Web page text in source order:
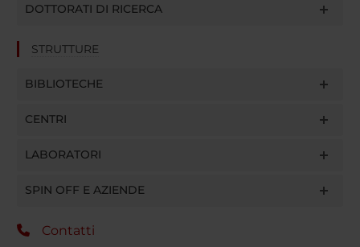
DOTTORATI DI RICERCA
STRUTTURE
BIBLIOTECHE
CENTRI
LABORATORI
SPIN OFF E AZIENDE
Contatti